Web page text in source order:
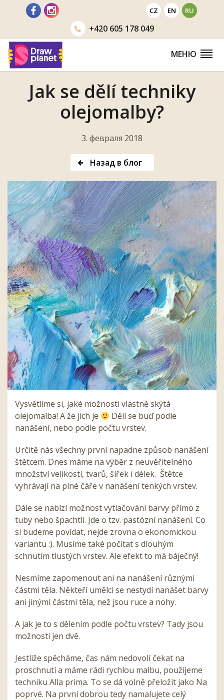
Перейти CZ EN RU
+420605 178 049
МЕНЮ
Jak se dělí techniky
olejomalby?
3. февраля 2018
Назад в блог
Vysvětlíme si, jaké možnosti vlastně skýtá
olejomalba! A že jich je
Dělí se buď podle
nanášení, nebo podle počtu vrstev.
Určitě nás všechny první napadne způsob nanášení
štětcem. Dnes máme na výběr z neuvěřitelného
množství velikostí, tvarů, šířek i délek. Štětce
vyhrávají na plné čáře v nanášení tenkých vrstev.
Dále se nabízí možnost vytlačování barvy přímo z
tuby nebo špachtlí. Jde o tzv. pastózní nanášení. Co
si budeme povídat, nejde zrovna o ekonomickou
variantu :). Musíme také počítat s dlouhým
schnutím tlustých vrstev. Ale efekt to má báječný!
Nesmíme zapomenout ani na nanášení různými
částmi těla. Někteří umělci se nestydí nanášet barvy
ani jinými částmi těla, než jsou ruce a nohy.
A jak je to s dělením podle počtu vrstev? Tady jsou
možnosti jen dvě.
Jestliže spěcháme, čas nám nedovolí čekat na
proschnutí a máme rádi rychlou malbu, použijeme
techniku Alla prima. To se dá volně přeložit jako Na
poprvé. Na první dobrou tedy namalujete celý